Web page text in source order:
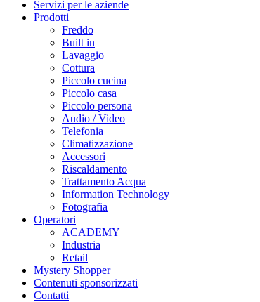
Servizi per le aziende
Prodotti
Freddo
Built in
Lavaggio
Cottura
Piccolo cucina
Piccolo casa
Piccolo persona
Audio / Video
Telefonia
Climatizzazione
Accessori
Riscaldamento
Trattamento Acqua
Information Technology
Fotografia
Operatori
ACADEMY
Industria
Retail
Mystery Shopper
Contenuti sponsorizzati
Contatti